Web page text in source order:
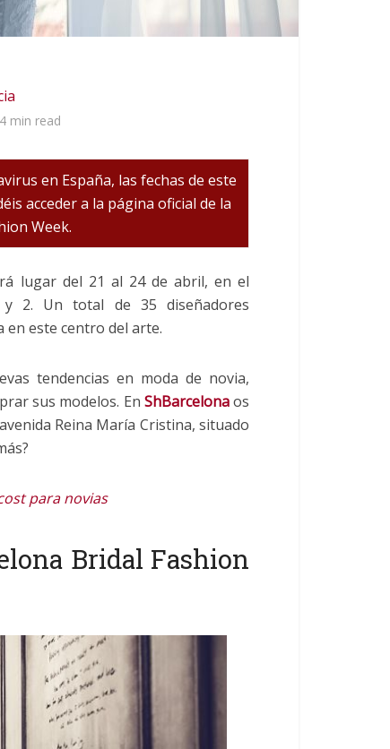
4 min read
en España, las fechas de este
acceder a la página oficial de la
Week.
lugar del 21 al 24 de abril, en el
2. Un total de 35 diseñadores
en este centro del arte.
tendencias en moda de novia,
sus modelos. En ShBarcelonaos
Reina María Cristina, situado
para novias
Bridal Fashion